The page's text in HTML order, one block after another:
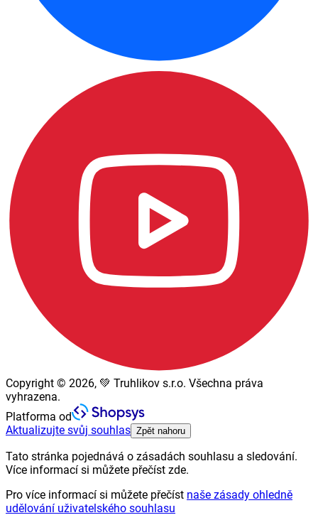
Copyright © 2026, 💚 Truhlikov s.r.o. Všechna práva
vyhrazena.
Platforma od
Aktualizujte svůj souhlas Zpět nahoru
Tato stránka pojednává o zásadách souhlasu a sledování.
Více informací si můžete přečíst zde.
Pro více informací si můžete přečíst naše zásady ohledně
udělování uživatelského souhlasu